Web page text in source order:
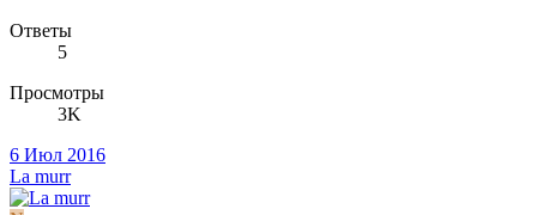
Ответы
5
Просмотры
3K
6 Июл 2016
La murr